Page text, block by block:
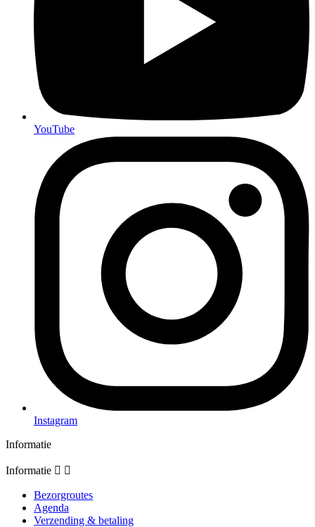
YouTube
Instagram
Informatie
Informatie  
Bezorgroutes
Agenda
Verzending & betaling